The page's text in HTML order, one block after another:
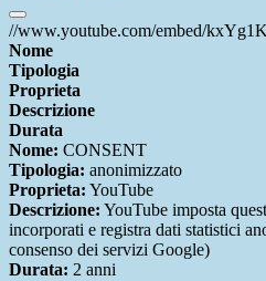
//www.youtube.com/embed/
Nome
Tipologia
Proprieta
Descrizione
Durata
Nome: CONSENT
Tipologia: anonimizzato
Proprieta: YouTube
Descrizione: YouTube imposta
incorporati e registra dati statistici
consenso dei servizi Google)
Durata: 2 anni